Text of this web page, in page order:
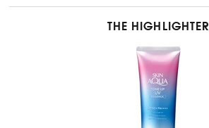
THE HIGHLIGHTER